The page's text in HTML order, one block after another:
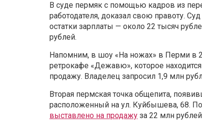
В суде пермяк с помощью кадров из
работодателя, доказал свою правоту.
остатки зарплаты — около 22 тысяч
рублей.
Напомним, в шоу «На ножах» в Перми в
ретрокафе «Дежавю», которое
продажу. Владелец запросил 1,9 млн
Вторая пермская точка общепита,
расположенный на ул. Куйбышева, 68.
выставлено на продажу за 22 млн